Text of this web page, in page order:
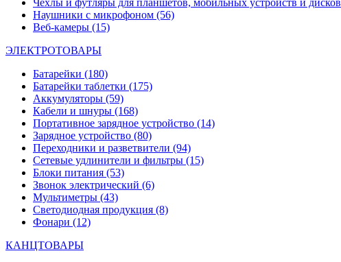
Чехлы и футляры для планшетов, мобильных устройств и дисков
Наушники с микрофоном (56)
Веб-камеры (15)
ЭЛЕКТРОТОВАРЫ
Батарейки (180)
Батарейки таблетки (175)
Аккумуляторы (59)
Кабели и шнуры (168)
Портативное зарядное устройство (14)
Зарядное устройство (80)
Переходники и разветвители (94)
Сетевые удлинители и фильтры (15)
Блоки питания (53)
Звонок электрический (6)
Мультиметры (43)
Светодиодная продукция (8)
Фонари (12)
КАНЦТОВАРЫ